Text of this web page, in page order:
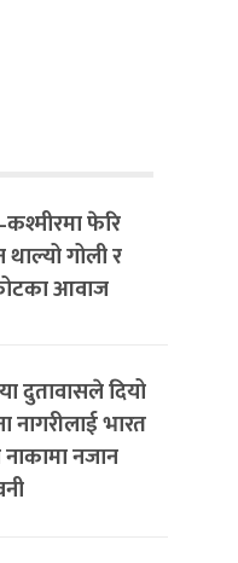
फेरि
गोली र
आवाज
दुतावासले दियो
नागरीलाई भारत
नाकामा नजान